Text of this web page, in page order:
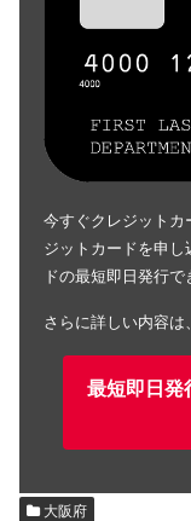
今すぐクレジットカ
ジットカードを申
ドの最短即日発行で
さらに詳しい内容は
最短即日発
大阪府